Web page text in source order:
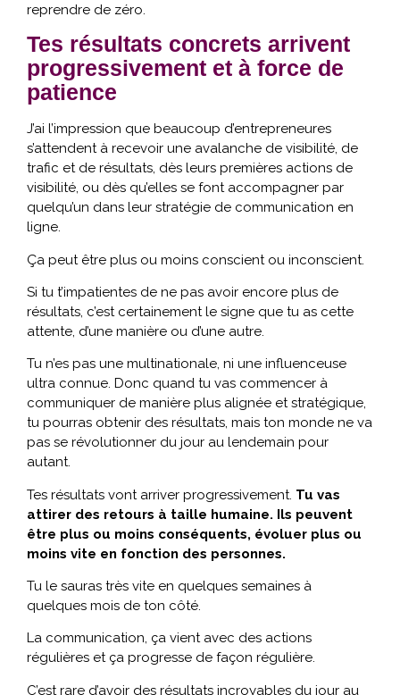
reprendre de zéro.
Tes résultats concrets arrivent
progressivement et à force de
patience
J’ai l’impression que beaucoup d’entrepreneures
s’attendent à recevoir une avalanche de visibilité, de
trafic et de résultats, dès leurs premières actions de
visibilité, ou dès qu’elles se font accompagner par
quelqu’un dans leur stratégie de communication en
ligne.
Ça peut être plus ou moins conscient ou inconscient.
Si tu t’impatientes de ne pas avoir encore plus de
résultats, c’est certainement le signe que tu as cette
attente, d’une manière ou d’une autre.
Tu n’es pas une multinationale, ni une influenceuse
ultra connue. Donc quand tu vas commencer à
communiquer de manière plus alignée et stratégique,
tu pourras obtenir des résultats, mais ton monde ne va
pas se révolutionner du jour au lendemain pour
autant.
Tes résultats vont arriver progressivement. Tu vas
attirer des retours à taille humaine. Ils peuvent
être plus ou moins conséquents, évoluer plus ou
moins vite en fonction des personnes.
Tu le sauras très vite en quelques semaines à
quelques mois de ton côté.
La communication, ça vient avec des actions
régulières et ça progresse de façon régulière.
C’est rare d’avoir des résultats incroyables du jour au